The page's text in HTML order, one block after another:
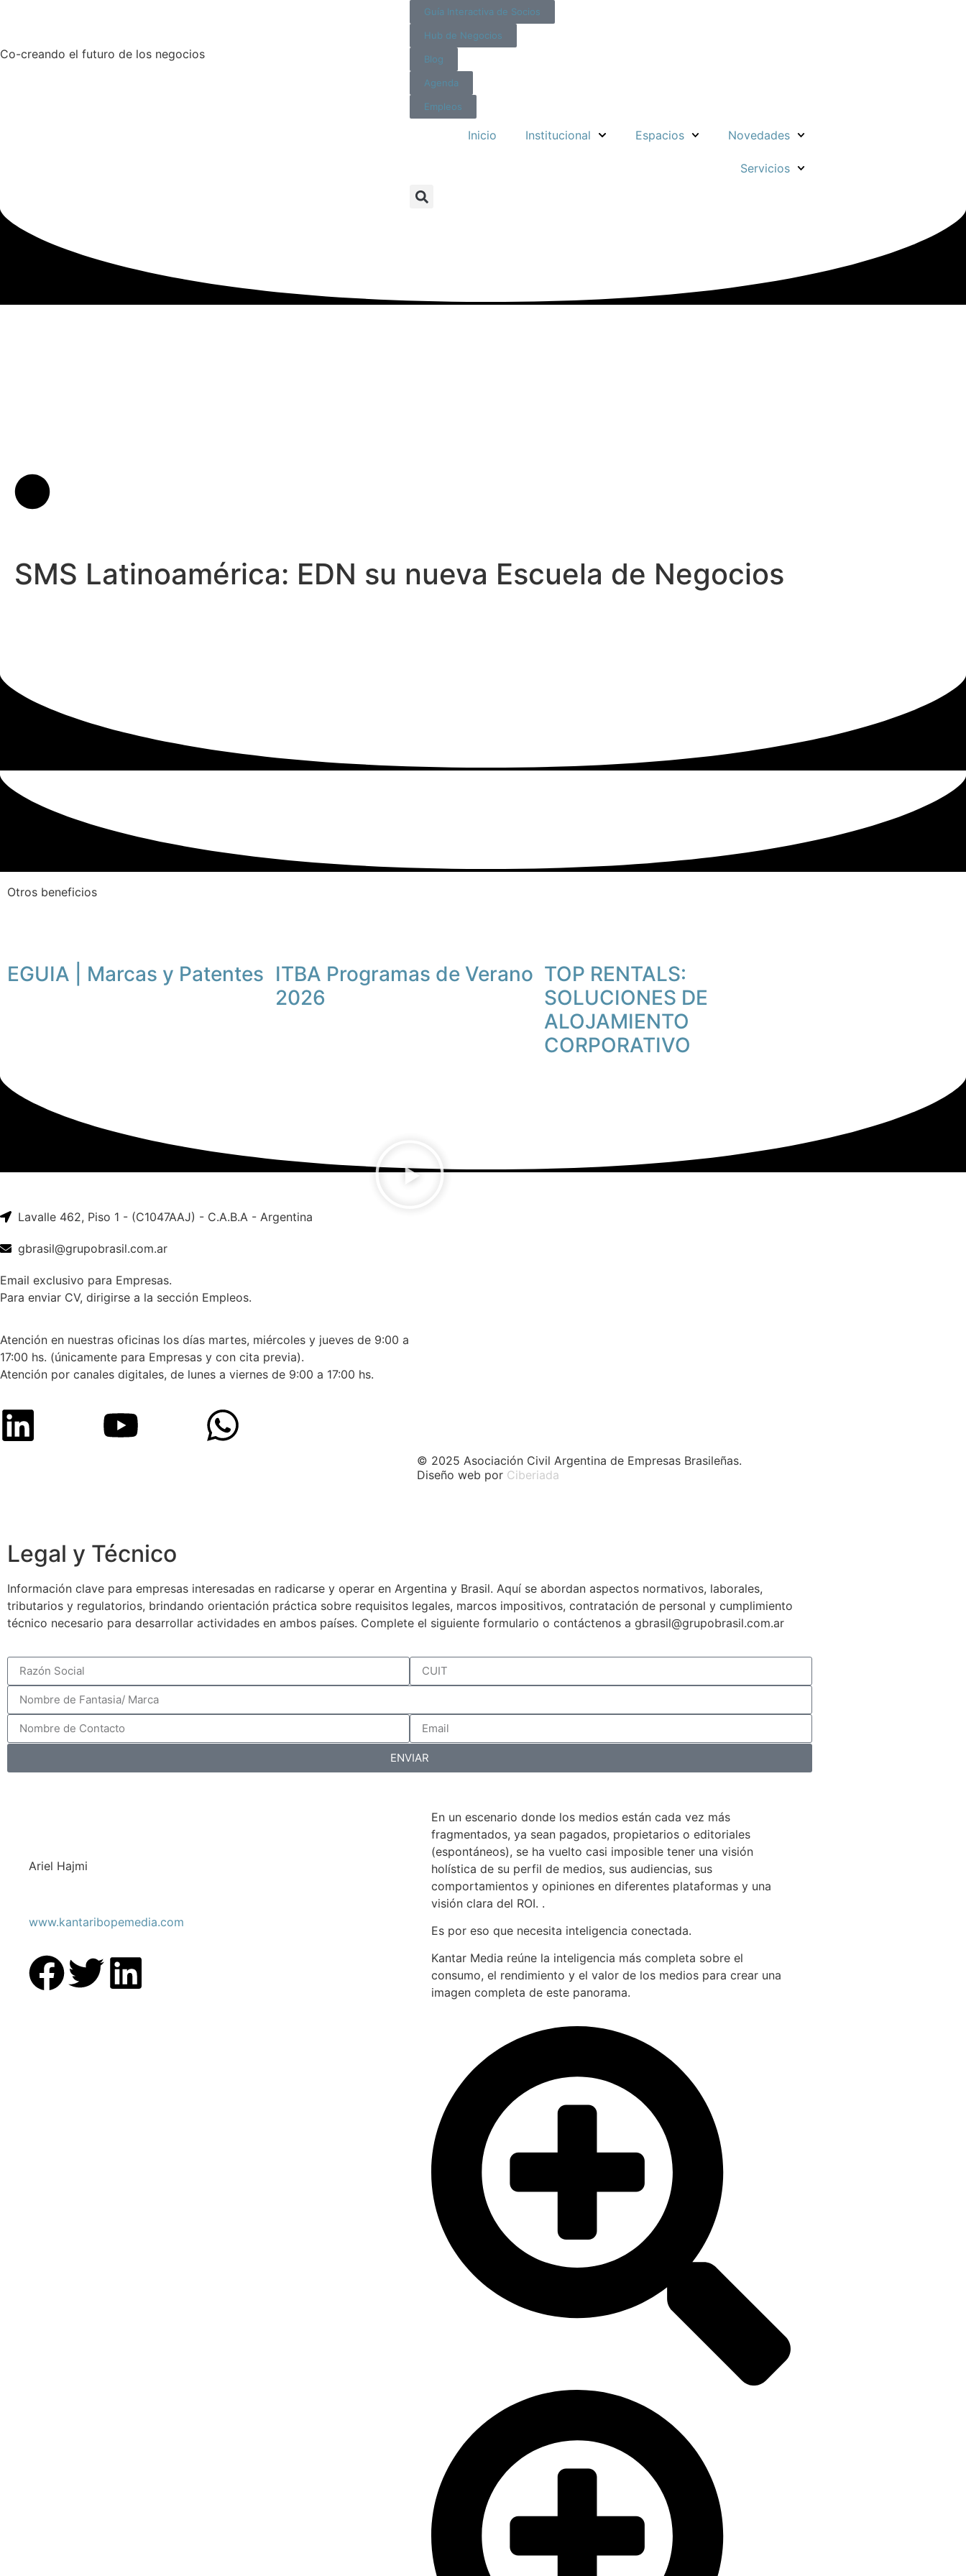
Co-creando el futuro de los negocios
Guía Interactiva de Socios
Hub de Negocios
Blog
Agenda
Empleos
Inicio Institucional Espacios Novedades
Servicios
SMS Latinoamérica: EDN su nueva Escuela de Negocios
Otros beneficios
EGUIA | Marcas y Patentes ITBA Programas de Verano
2026
TOP RENTALS:
SOLUCIONES DE
ALOJAMIENTO
CORPORATIVO
Lavalle 462, Piso 1 - (C1047AAJ) - C.A.B.A - Argentina
gbrasil@grupobrasil.com.ar
Email exclusivo para Empresas.
Para enviar CV, dirigirse a la sección Empleos.
Atención en nuestras oficinas los días martes, miércoles y jueves de 9:00 a
17:00 hs. (únicamente para Empresas y con cita previa).
Atención por canales digitales, de lunes a viernes de 9:00 a 17:00 hs.
© 2025 Asociación Civil Argentina de Empresas Brasileñas.
Diseño web por Ciberiada
Legal y Técnico
Información clave para empresas interesadas en radicarse y operar en Argentina y Brasil. Aquí se abordan aspectos normativos, laborales,
tributarios y regulatorios, brindando orientación práctica sobre requisitos legales, marcos impositivos, contratación de personal y cumplimiento
técnico necesario para desarrollar actividades en ambos países. Complete el siguiente formulario o contáctenos a gbrasil@grupobrasil.com.ar
ENVIAR
Ariel Hajmi
www.kantaribopemedia.com
En un escenario donde los medios están cada vez más
fragmentados, ya sean pagados, propietarios o editoriales
(espontáneos), se ha vuelto casi imposible tener una visión
holística de su perfil de medios, sus audiencias, sus
comportamientos y opiniones en diferentes plataformas y una
visión clara del ROI. .
Es por eso que necesita inteligencia conectada.
Kantar Media reúne la inteligencia más completa sobre el
consumo, el rendimiento y el valor de los medios para crear una
imagen completa de este panorama.